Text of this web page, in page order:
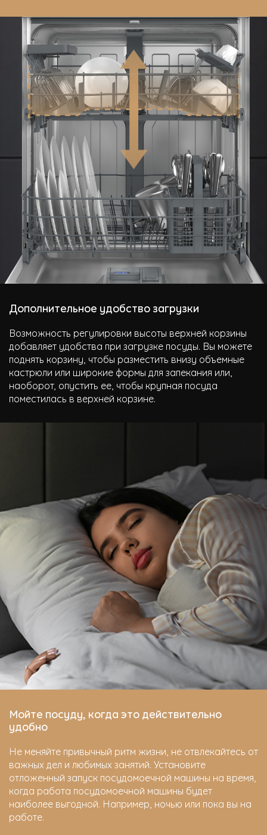
Дополнительное удобство загрузки
Возможность регулировки высоты верхней корзины
добавляет удобства при загрузке посуды. Вы можете
поднять корзину, чтобы разместить внизу объемные
кастрюли или широкие формы для запекания или,
наоборот, опустить ее, чтобы крупная посуда
поместилась в верхней корзине.
Мойте посуду, когда это действительно
удобно
Не меняйте привычный ритм жизни, не отвлекайтесь от
важных дел и любимых занятий. Установите
отложенный запуск посудомоечной машины на время,
когда работа посудомоечной машины будет
наиболее выгодной. Например, ночью или пока вы на
работе.